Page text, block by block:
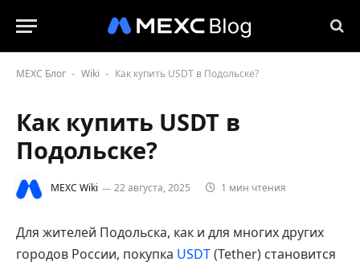
MEXC Блог - Wiki - Как купить USDT в Подольске?
Как купить USDT в
Подольске?
MEXC Wiki 22 августа, 2025 1 мин чтения
Для жителей Подольска, как и для многих других
городов России, покупка USDT(Tether) становится